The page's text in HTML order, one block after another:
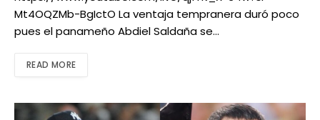
Mt4OQZMb-BgIctO La ventaja tempranera duró poco
pues el panameño Abdiel Saldaña se…
READ MORE